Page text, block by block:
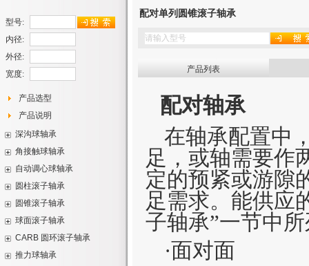
型号:
内径:
外径:
宽度:
产品选型
产品说明
深沟球轴承
单列深沟球轴承
带装球缺口的单列深沟球
轴承
不锈钢深沟球轴承
双列深沟球轴承
角接触球轴承
单列角接触球轴承
双列角接触球轴承
四点接触球轴承
双列凸轮滚子
自动调心球轴承
自动调心球轴承
密封自动调心球轴承
具加长内圈自动调心球轴
配紧定套自动调心球轴承
圆柱滚子轴承
单列圆柱滚子轴承
单列满装圆柱滚子轴承
双列满装圆柱滚子轴承
圆锥滚子轴承
公制单列圆锥滚子轴承
英制单列圆锥滚子轴承
带凸缘外圈的公制单列圆
球面滚子轴承
球面滚子轴承
密封球面滚子轴承
CARB 圆环滚子轴承
密封CARB圆环滚子轴承
推力球轴承
配对单列圆锥滚子轴承
产品列表
配对轴承
在轴承配置中
足，或轴需要作
定的预紧或游隙
足需求。能供应
子轴承”一节中
·面对面